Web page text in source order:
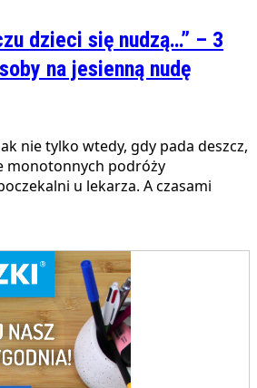
dzieci się nudzą…” – 3
na jesienną nudę
nie tylko wtedy, gdy pada deszcz,
monotonnych podróży
u lekarza. A czasami